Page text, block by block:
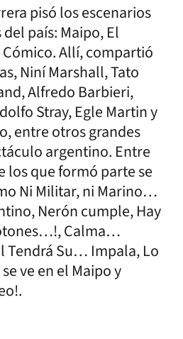
pisó los escenarios
país: Maipo, El
Allí, compartió
Niní Marshall, Tato
Alfredo Barbieri,
Stray, Egle Martin y
entre otros grandes
argentino. Entre
los que formó parte se
Ni Militar, ni Marino…
Nerón cumple, Hay
Calma…
Tendrá Su… Impala, Lo
ve en el Maipo y